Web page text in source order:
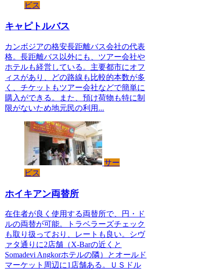
ビス
キャピトルバス
カンボジアの格安長距離バス会社の代表
格。長距離バス以外にも、ツアー会社や
ホテルも経営している。主要都市にオフ
ィスがあり、どの路線も比較的本数が多
く、チケットもツアー会社などで簡単に
購入ができる。また、預け荷物も特に制
限がないため地元民の利用...
サー
ビス
ホイキアン両替所
在住者が良く使用する両替所で、円・ド
ルの両替が可能。トラベラーズチェック
も取り扱っており、レートも良い。シヴ
ァタ通りに2店舗（X-Barの近くと
Somadevi Angkorホテルの隣）とオールド
マーケット周辺に1店舗ある。ＵＳドル